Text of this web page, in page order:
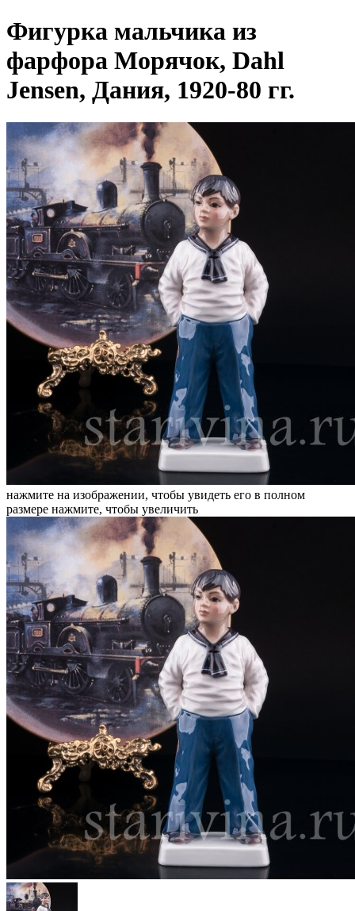
Фигурка мальчика из
фарфора Морячок, Dahl
Jensen, Дания, 1920-80 гг.
нажмите на изображении, чтобы увидеть его в полном
размере нажмите, чтобы увеличить